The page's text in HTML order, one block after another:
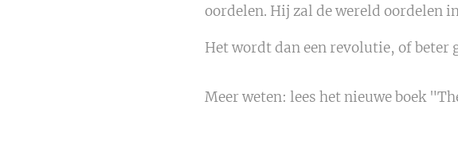
oordelen. Hij zal de wereld oordelen
Het wordt dan een revolutie, of beter
Meer weten: lees het nieuwe boek